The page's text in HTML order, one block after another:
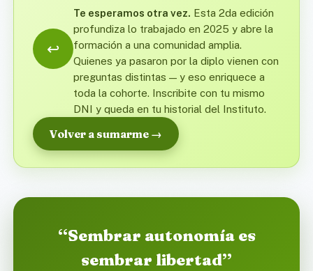
↩️
Te esperamos otra vez. Esta 2da edición
profundiza lo trabajado en 2025 y abre la
formación a una comunidad amplia.
Quienes ya pasaron por la diplo vienen con
preguntas distintas — y eso enriquece a
toda la cohorte. Inscribite con tu mismo
DNI y queda en tu historial del Instituto.
Volver a sumarme →
“Sembrar autonomía es
sembrar libertad”